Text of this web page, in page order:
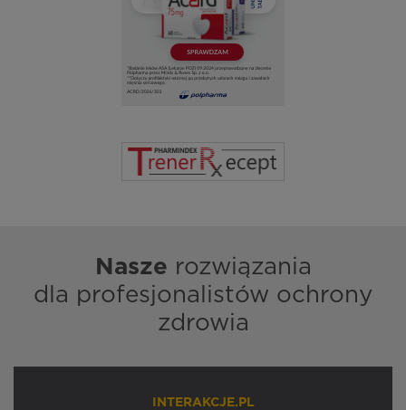
Nasze rozwiązania
dla profesjonalistów ochrony
zdrowia
INTERAKCJE.PL